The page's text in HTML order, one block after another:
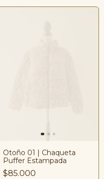
Otoño 01 | Chaqueta
Puffer Estampada
$85.000